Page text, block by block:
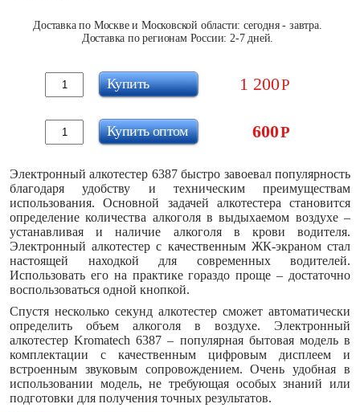
Доставка по Москве и Московской области: сегодня - завтра.
Доставка по регионам России: 2-7 дней.
1 200Р
Купить
600Р
Купить оптом
Электронный алкотестер 6387 быстро завоевал популярность
благодаря удобству и техническим преимуществам
использования. Основной задачей алкотестера становится
определение количества алкоголя в выдыхаемом воздухе –
устанавливая и наличие алкоголя в крови водителя.
Электронный алкотестер с качественным ЖК-экраном стал
настоящей находкой для современных водителей.
Использовать его на практике гораздо проще – достаточно
воспользоваться одной кнопкой.
Спустя несколько секунд алкотестер сможет автоматически
определить объем алкоголя в воздухе. Электронный
алкотестер Kromatech 6387 – популярная бытовая модель в
комплектации с качественным цифровым дисплеем и
встроенным звуковым сопровождением. Очень удобная в
использовании модель, не требующая особых знаний или
подготовки для получения точных результатов.